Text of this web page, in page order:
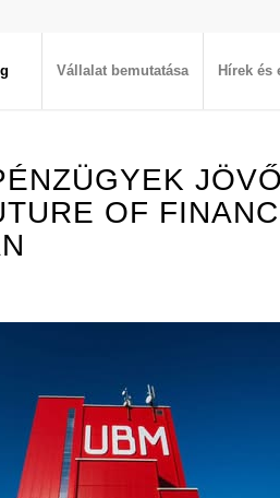
Vállalat bemutatása Hírek és
OF